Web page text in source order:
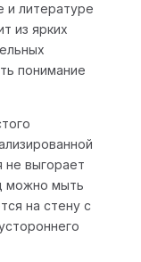
и литературе
из ярких
понимание
не выгорает
можно мыть
на стену с